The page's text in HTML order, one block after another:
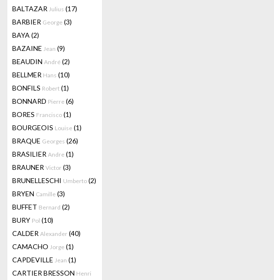
BALTAZAR Julius (17)
BARBIER George (3)
BAYA (2)
BAZAINE Jean (9)
BEAUDIN André (2)
BELLMER Hans (10)
BONFILS Robert (1)
BONNARD Pierre (6)
BORES Francisco (1)
BOURGEOIS Louise (1)
BRAQUE Georges (26)
BRASILIER Andre (1)
BRAUNER Victor (3)
BRUNELLESCHI Umberto (2)
BRYEN Camille (3)
BUFFET Bernard (2)
BURY Pol (10)
CALDER Alexander (40)
CAMACHO Jorge (1)
CAPDEVILLE Jean (1)
CARTIER BRESSON Henri